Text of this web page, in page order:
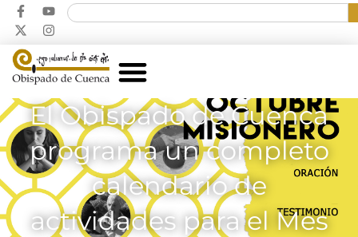
El Obispado de Cuenca
programa un completo
calendario de
actividades para el Mes